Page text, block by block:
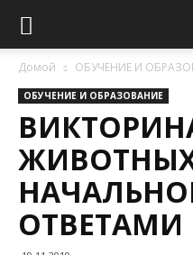
Домой ОБУЧЕНИЕ И
ОБУЧЕНИЕ И ОБРАЗОВАНИЕ
ОТВЕТАМИ